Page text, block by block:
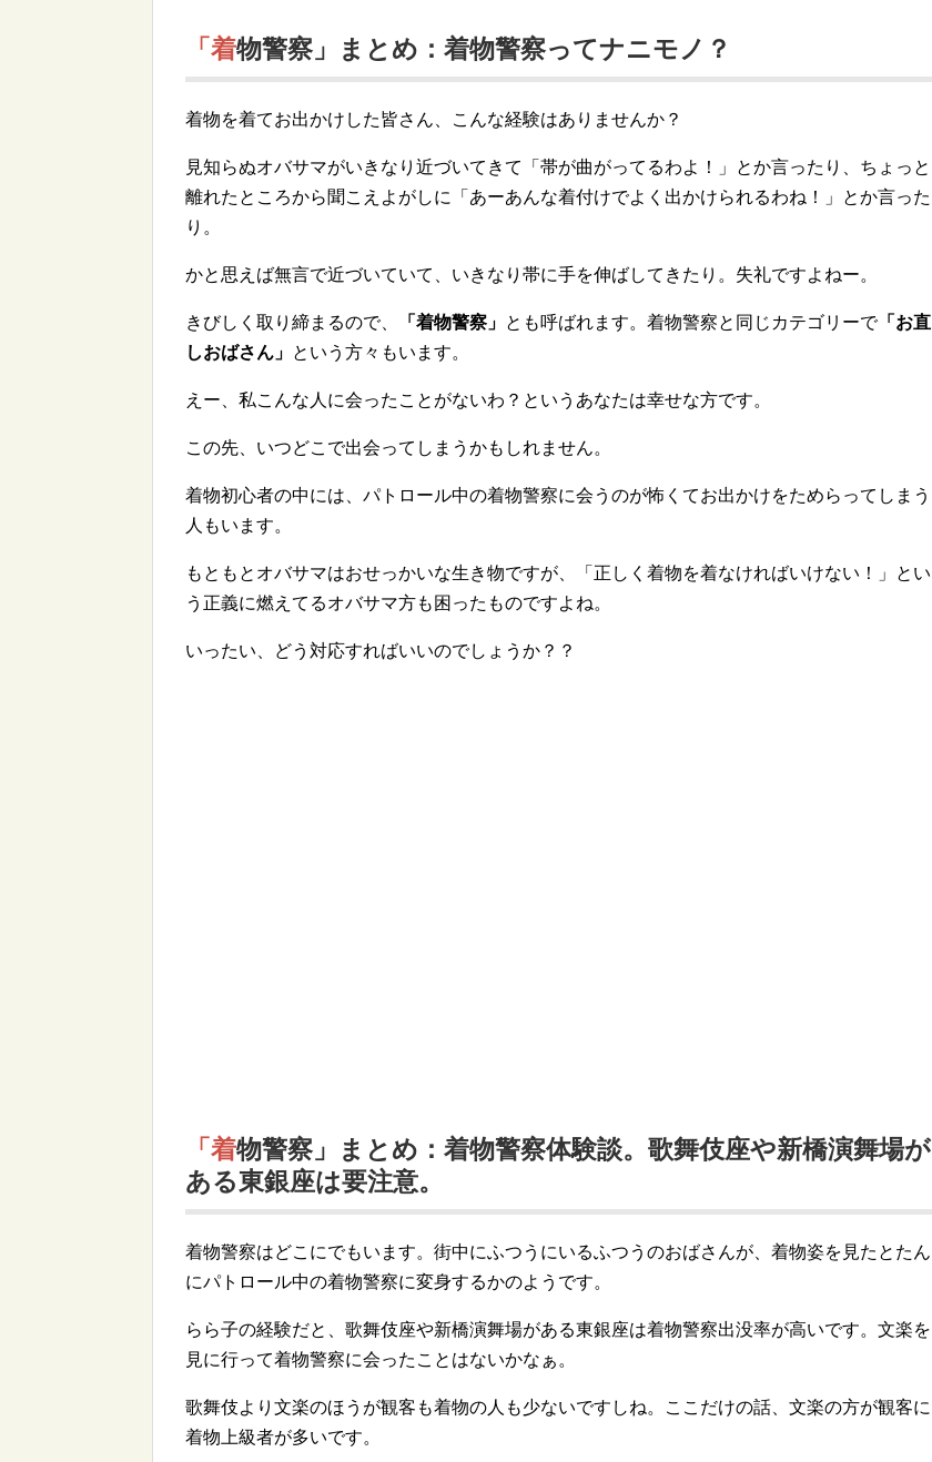
「着物警察」まとめ：着物警察ってナニモノ？
着物を着てお出かけした皆さん、こんな経験はありませんか？
見知らぬオバサマがいきなり近づいてきて「帯が曲がってるわよ！」とか言ったり、ちょっと
離れたところから聞こえよがしに「あーあんな着付けでよく出かけられるわね！」とか言った
り。
かと思えば無言で近づいていて、いきなり帯に手を伸ばしてきたり。失礼ですよねー。
きびしく取り締まるので、 「着物警察」 とも呼ばれます。着物警察と同じカテゴリーで「お直
しおばさん」 という方々もいます。
えー、私こんな人に会ったことがないわ？というあなたは幸せな方です。
この先、いつどこで出会ってしまうかもしれません。
着物初心者の中には、パトロール中の着物警察に会うのが怖くてお出かけをためらってしまう
人もいます。
もともとオバサマはおせっかいな生き物ですが、「正しく着物を着なければいけない！」とい
う正義に燃えてるオバサマ方も困ったものですよね。
いったい、どう対応すればいいのでしょうか？？
「着物警察」まとめ：着物警察体験談。歌舞伎座や新橋演舞場が
ある東銀座は要注意。
着物警察はどこにでもいます。街中にふつうにいるふつうのおばさんが、着物姿を見たとたん
にパトロール中の着物警察に変身するかのようです。
らら子の経験だと、歌舞伎座や新橋演舞場がある東銀座は着物警察出没率が高いです。文楽を
見に行って着物警察に会ったことはないかなぁ。
歌舞伎より文楽のほうが観客も着物の人も少ないですしね。ここだけの話、文楽の方が観客に
着物上級者が多いです。